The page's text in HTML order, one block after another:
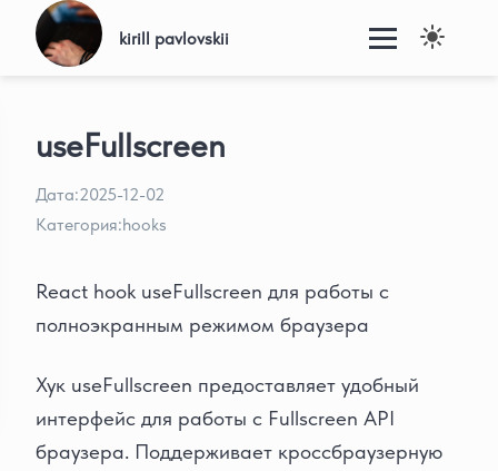
kirill pavlovskii
useFullscreen
Дата:2025-12-02
Категория:hooks
React hook useFullscreen для работы с
полноэкранным режимом браузера
Хук useFullscreen предоставляет удобный
интерфейс для работы с Fullscreen API
браузера. Поддерживает кроссбраузерную